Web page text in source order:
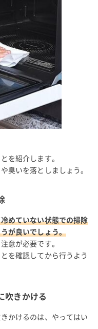
を紹介します。
臭いを落としましょう。
めていない状態での掃除
が良いでしょう。
意が必要です。
を確認してから行うよう
吹きかける
かけるのは、やってはい